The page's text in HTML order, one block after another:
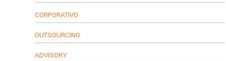
CORPORATIVO
OUTSOURCING
ADVISORY